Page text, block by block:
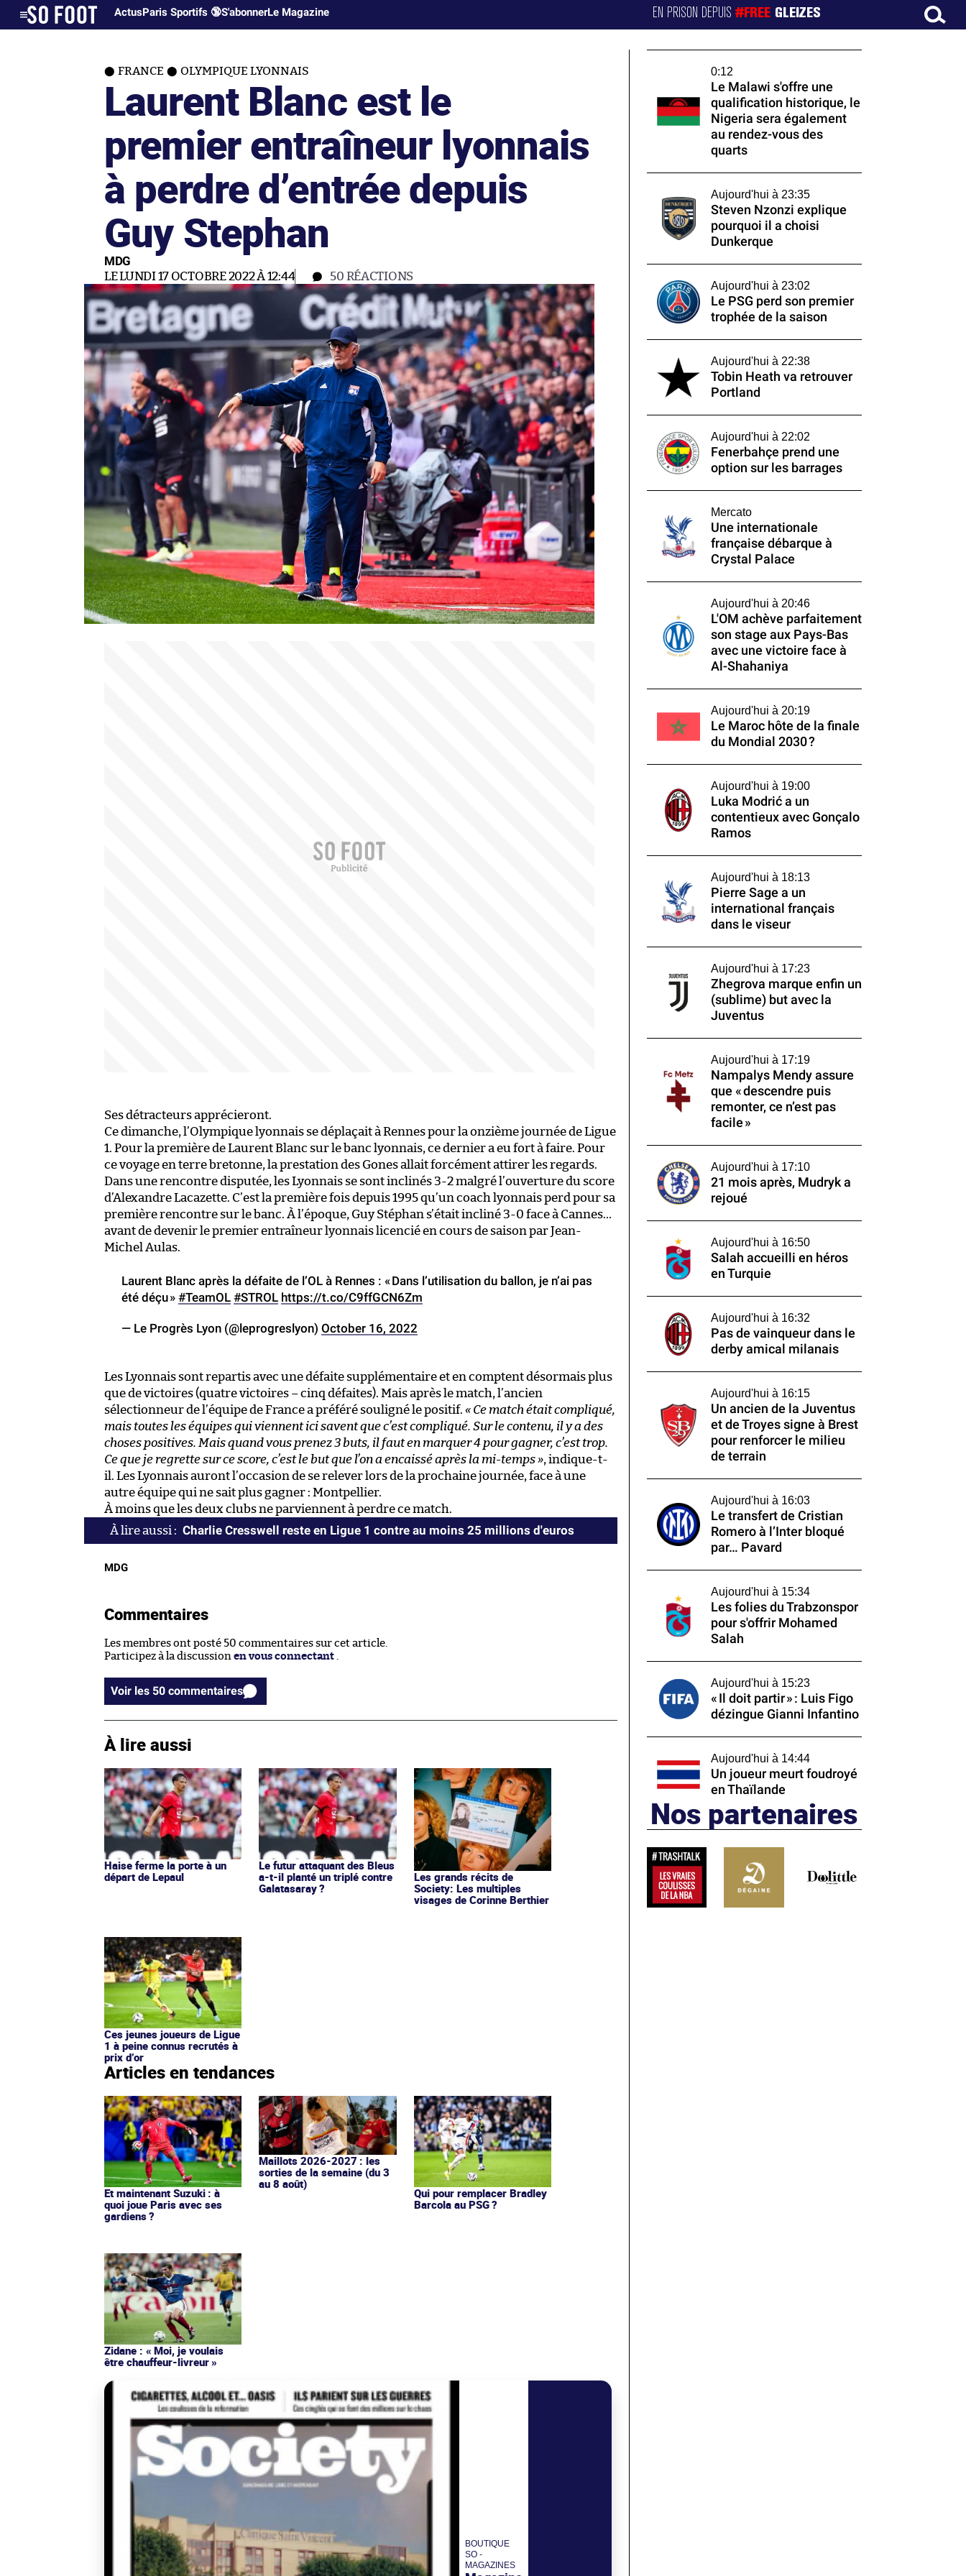
ActusParis Sportifs 🔞S'abonnerLe Magazine EN PRISON DEPUIS#FREE GLEIZES
FRANCE OLYMPIQUE LYONNAIS
Laurent Blanc est le
premier entraîneur lyonnais
à perdre d’entrée depuis
Guy Stephan
MDG
LE LUNDI 17 OCTOBRE 2022 À 12:44 50 RÉACTIONS
Ses détracteurs apprécieront.
Ce dimanche, l’Olympique lyonnais se déplaçait à Rennes pour la onzième journée de Ligue
1. Pour la première de Laurent Blanc sur le banc lyonnais, ce dernier a eu fort à faire. Pour
ce voyage en terre bretonne, la prestation des Gones allait forcément attirer les regards.
Dans une rencontre disputée, les Lyonnais se sont inclinés 3-2 malgré l’ouverture du score
d’Alexandre Lacazette. C’est la première fois depuis 1995 qu’un coach lyonnais perd pour sa
première rencontre sur le banc. À l’époque, Guy Stéphan s’était incliné 3-0 face à Cannes…
avant de devenir le premier entraîneur lyonnais licencié en cours de saison par Jean-
Michel Aulas.
Laurent Blanc après la défaite de l’OL à Rennes : « Dans l’utilisation du ballon, je n’ai pas
été déçu » #TeamOL #STROL https://t.co/C9ffGCN6Zm
— Le Progrès Lyon (@leprogreslyon) October 16, 2022
Les Lyonnais sont repartis avec une défaite supplémentaire et en comptent désormais plus
que de victoires (quatre victoires – cinq défaites). Mais après le match, l’ancien
sélectionneur de l’équipe de France a préféré souligné le positif. « Ce match était compliqué,
mais toutes les équipes qui viennent ici savent que c’est compliqué. Sur le contenu, il y a des
choses positives. Mais quand vous prenez 3 buts, il faut en marquer 4 pour gagner, c’est trop.
Ce que je regrette sur ce score, c’est le but que l’on a encaissé après la mi-temps », indique-t-
il. Les Lyonnais auront l’occasion de se relever lors de la prochaine journée, face à une
autre équipe qui ne sait plus gagner : Montpellier.
À moins que les deux clubs ne parviennent à perdre ce match.
Charlie Cresswell reste en Ligue 1 contre au moins 25 millions d'euros
MDG
Commentaires
Les membres ont posté 50 commentaires sur cet article.
Participez à la discussion en vous connectant
Voir les 50 commentaires
À lire aussi
Haise ferme la porte à un
départ de Lepaul
Le futur attaquant des Bleus
a-t-il planté un triplé contre
Galatasaray ?
Les grands récits de
Society: Les multiples
visages de Corinne Berthier
Ces jeunes joueurs de Ligue
1 à peine connus recrutés à
prix d’or
Articles en tendances
Et maintenant Suzuki : à
quoi joue Paris avec ses
gardiens ?
Maillots 2026-2027 : les
sorties de la semaine (du 3
au 8 août)
Qui pour remplacer Bradley
Barcola au PSG ?
Zidane : « Moi, je voulais
être chauffeur-livreur »
BOUTIQUE
SO -
MAGAZINES
0:12
Le Malawi s'offre une
qualification historique, le
Nigeria sera également
au rendez-vous des
quarts
Aujourd'hui à 23:35
Steven Nzonzi explique
pourquoi il a choisi
Dunkerque
Aujourd'hui à 23:02
Le PSG perd son premier
trophée de la saison
Aujourd'hui à 22:38
Tobin Heath va retrouver
Portland
Aujourd'hui à 22:02
Fenerbahçe prend une
option sur les barrages
Mercato
Une internationale
française débarque à
Crystal Palace
Aujourd'hui à 20:46
L'OM achève parfaitement
son stage aux Pays-Bas
avec une victoire face à
Al-Shahaniya
Aujourd'hui à 20:19
Le Maroc hôte de la finale
du Mondial 2030 ?
Aujourd'hui à 19:00
Luka Modrić a un
contentieux avec Gonçalo
Ramos
Aujourd'hui à 18:13
Pierre Sage a un
international français
dans le viseur
Aujourd'hui à 17:23
Zhegrova marque enfin un
(sublime) but avec la
Juventus
Aujourd'hui à 17:19
Nampalys Mendy assure
que « descendre puis
remonter, ce n’est pas
facile »
Aujourd'hui à 17:10
21 mois après, Mudryk a
rejoué
Aujourd'hui à 16:50
Salah accueilli en héros
en Turquie
Aujourd'hui à 16:32
Pas de vainqueur dans le
derby amical milanais
Aujourd'hui à 16:15
Un ancien de la Juventus
et de Troyes signe à Brest
pour renforcer le milieu
de terrain
Aujourd'hui à 16:03
Le transfert de Cristian
Romero à l’Inter bloqué
par… Pavard
Aujourd'hui à 15:34
Les folies du Trabzonspor
pour s'offrir Mohamed
Salah
Aujourd'hui à 15:23
« Il doit partir » : Luis Figo
dézingue Gianni Infantino
Aujourd'hui à 14:44
Un joueur meurt foudroyé
en Thaïlande
Nos partenaires